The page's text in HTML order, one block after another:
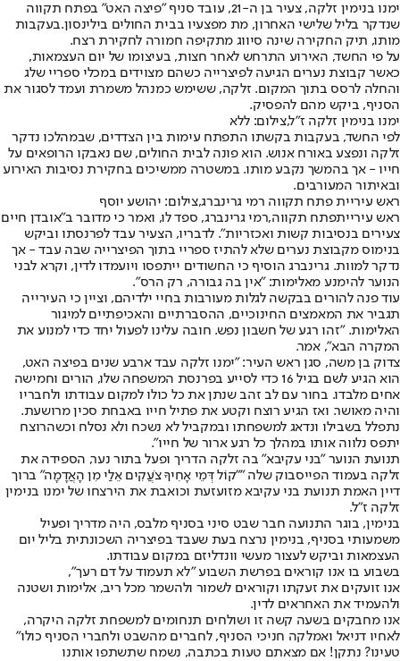
ימנו בנימין זלקה, צעיר בן ה-21, עובד סניף "פיצה האט" בפתח תקווה
שנדקר בליל שלישי האחרון, מת מפצעיו בבית החולים בילינסון.בעקבות
מותו, תיק החקירה שינה סיווג מתקיפה חמורה לחקירת רצח.
על פי החשד, האירוע התרחש לאחר חצות, בעיצומו של יום העצמאות,
כאשר קבוצת נערים הגיעה לפיצרייה כשהם מצוידים במכלי ספריי שלג
והחלה לרסס בתוך המקום. זלקה, ששימש כמנהל משמרת ועמד לסגור את
הסניף, ביקש מהם להפסיק.
ימנו בנימין זלקה ז"ל,צילום: ללא
לפי החשד, בעקבות בקשתו התפתח עימות בין הצדדים, שבמהלכו נדקר
זלקה ונפצע באורח אנוש. הוא פונה לבית החולים, שם נאבקו הרופאים על
חייו - אך בהמשך נקבע מותו. במשטרה ממשיכים בחקירת נסיבות האירוע
ובאיתור המעורבים.
ראש עיריית פתח תקווה רמי גרינברג,צילום: יהושע יוסף
ראש עירייתפתח תקווה,רמי גרינברג, ספד לו, ואמר כי מדובר ב"אובדן חיים
צעירים בנסיבות קשות ואכזריות". לדבריו, הצעיר עבד לפרנסתו וביקש
בנימוס מקבוצת נערים שלא להתיז ספריי בתוך הפיצרייה שבה עבד - אך
נדקר למוות. גרינברג הוסיף כי החשודים ייתפסו ויועמדו לדין, וקרא לבני
הנוער להימנע מאלימות: "אין בה גבורה, רק הרס".
עוד פנה להורים בבקשה לגלות מעורבות בחיי ילדיהם, וציין כי העירייה
תגביר את המאמצים החינוכיים, ההסברתיים והאכיפתיים למיגור
האלימות. "זהו רגע של חשבון נפש. חובה עלינו לפעול יחד כדי למנוע את
המקרה הבא", אמר.
צדוק בן משה, סגן ראש העיר: "ימנו זלקה עבד ארבע שנים בפיצה האט,
הוא הגיע לשם בגיל 16 כדי לסייע בפרנסת המשפחה שלו, הורים וחמישה
אחים מלבדו. בחור עם לב זהב שנתן את כל כולו למקום עבודתו ולחבריו
והיה מאושר. ואז הגיע רוצח וקטע את פתיל חייו באבחת סכין מרושעת.
נתפלל בשבילו ונדאג למשפחתו ובמקביל לא נשכח ולא נסלח וכשהרוצח
יתפס נלווה אותו במהלך כל רגע ארור של חייו".
תנועת הנוער "בני עקיבא" בה זלקה הדריך ופעל בתור נער, הספידה את
זלקה בעמוד הפייסבוק שלה ""קוֹל דְּמֵי אָחִיךָ צֹעֲקִים אֵלַי מִן הָאֲדָמָה" ברוך
דיין האמת תנועת בני עקיבא מזועזעת וכואבת את הירצחו של ימנו בנימין
זלקה ז"ל.
בנימין, בוגר התנועה חבר שבט סיני בסניף מלבס, היה מדריך ופעיל
משמעותי בסניף, בנימין נרצח בעת שעבד בפיצריה השכונתית בליל יום
העצמאות וביקש לעצור מעשי וונדליזם במקום עבודתו.
בשבוע בו אנו קוראים בפרשת השבוע "לא תעמוד על דם רעך",
אנו זועקים את זעקתו וקוראים לשמור ולהשמר מכל ריב, אלימות ושטנה
ולהעמיד את האחראים לדין.
אנו מחבקים בשעה קשה זו ושולחים תנחומים למשפחת זלקה היקרה,
לאחיו דניאל ואמלקה חניכי הסניף, לחברים מהשבט ולחברי הסניף כולו"
טעינו? נתקן! אם מצאתם טעות בכתבה, נשמח שתשתפו אותנו